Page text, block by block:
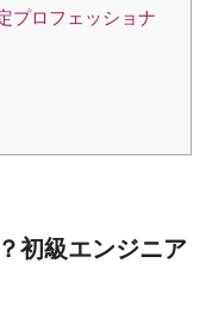
プロフェッショナ
初級エンジニア